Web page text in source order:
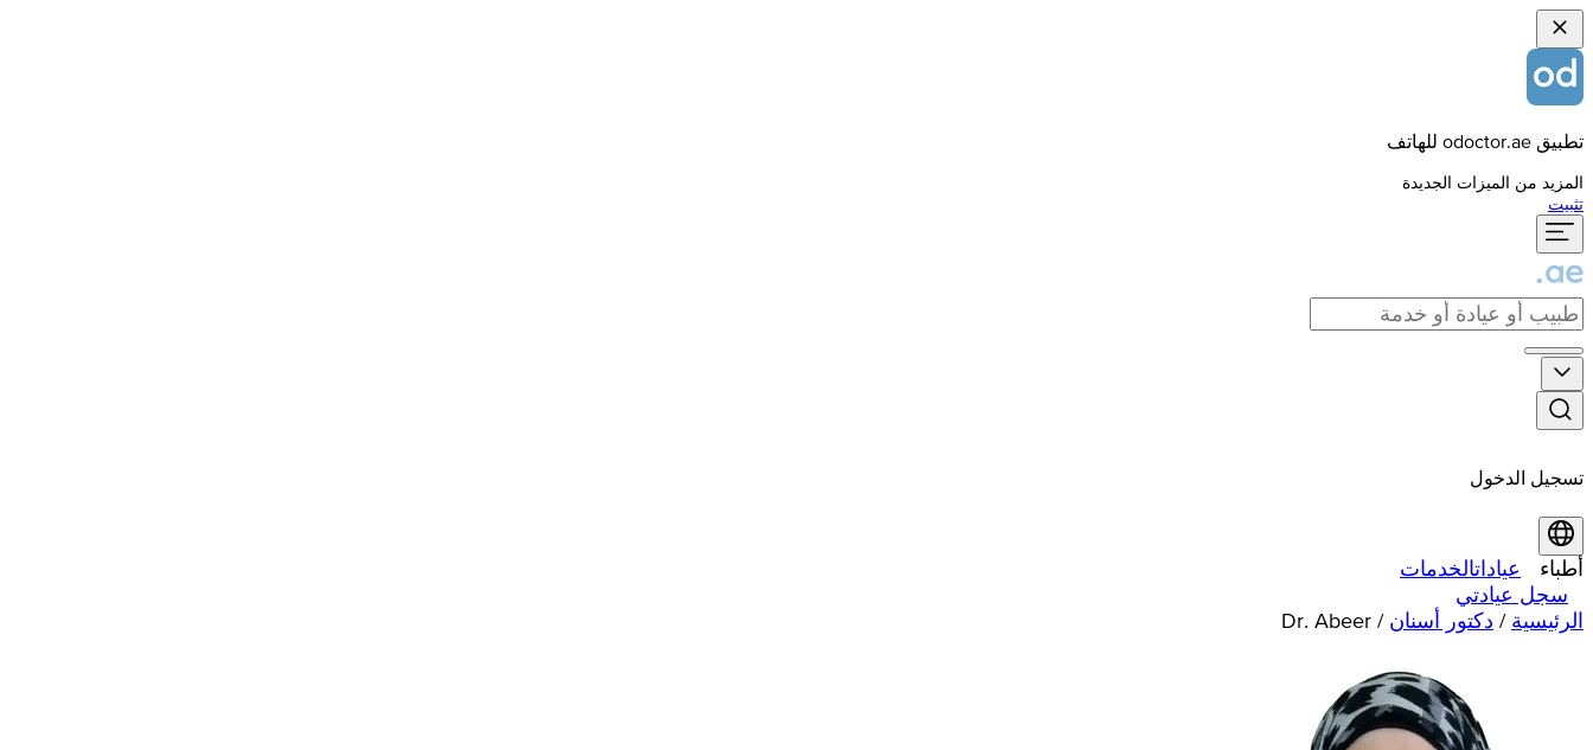
تطبيق odoctor.ae للهاتف
المزيد من الميزات الجديدة
تثبيت
تسجيل الدخول
أطباء عياداتالخدمات
سجل عيادتي
الرئيسية / دكتور أسنان /
Dr. Abeer